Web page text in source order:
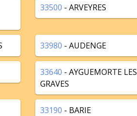
33500 - ARVEYRES
33980 - AUDENGE
33640 - AYGUEMORTE LES
GRAVES
33190 - BARIE